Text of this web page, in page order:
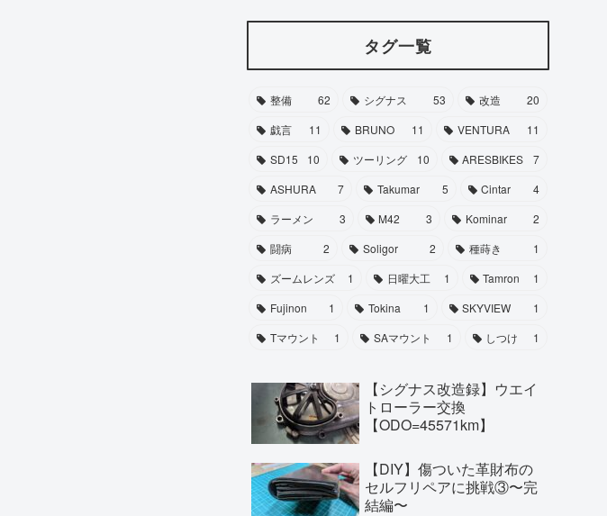
タグ一覧
整備 62 シグナス 53 改造
20
戯言
11 BRUNO 11 VENTURA
11
SD15
10 ツーリング 10 ARESBIKES
7
ASHURA
7 Takumar 5 Cintar
4
ラーメン
3 M42 3 Kominar
2
闘病
2 Soligor 2 種蒔き
1
ズームレンズ
1 日曜大工 1 Tamron
1
Fujinon
1 Tokina 1 SKYVIEW
1
Tマウント
1 SAマウント 1 しつけ 1
【シグナス改造録】ウエイ
トローラー交換
【ODO=45571km】
【DIY】傷ついた革財布の
セルフリペアに挑戦③〜完
結編〜